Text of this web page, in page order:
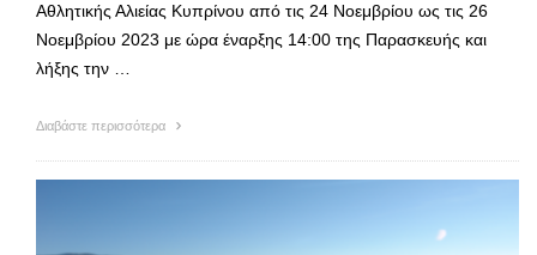
Αθλητικής Αλιείας Κυπρίνου από τις 24 Νοεμβρίου ως τις 26
Νοεμβρίου 2023 με ώρα έναρξης 14:00 της Παρασκευής και
λήξης την …
Διαβάστε περισσότερα